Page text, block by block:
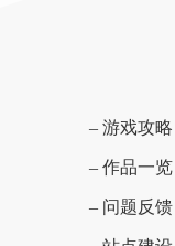
– 游戏攻略
– 作品一览
– 问题反馈